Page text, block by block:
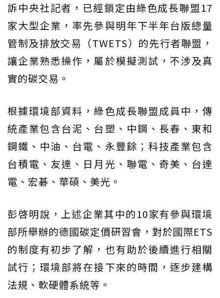
訴中央社記者，已經鎖定由綠色成長聯盟17
家大型企業，率先參與明年下半年台版總量
管制及排放交易（TWETS）的先行者聯盟，
讓企業熟悉操作，屬於模擬測試，不涉及真
實的碳交易。
根據環境部資料，綠色成長聯盟成員中，傳
統產業包含台泥、台塑、中鋼、長春、東和
鋼鐵、中油、台電、永豐餘；科技產業包含
台積電、友達、日月光、聯電、奇美、台達
電、宏碁、華碩、美光。
彭啓明說，上述企業其中的10家有參與環境
部所舉辦的德國碳定價研習會，對於國際ETS
的制度有初步了解，也有助於後續進行相關
試行；環境部將在接下來的時間，逐步建構
法規、軟硬體系統等。